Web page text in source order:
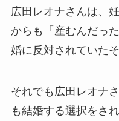
広田レオナさんは、
からも「産むんだっ
婚に反対されていたそ
それでも広田レオナ
も結婚する選択をさ